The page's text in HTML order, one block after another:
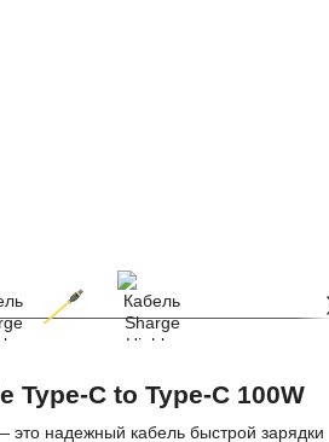
Type-C to Type-C 100W
надежный кабель быстрой зарядки